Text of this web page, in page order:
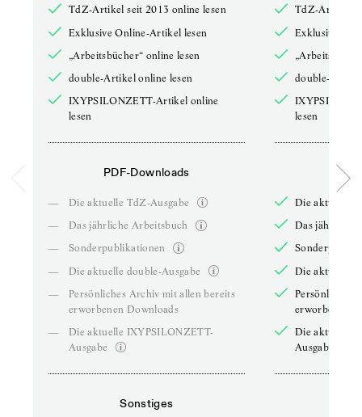
TdZ-Artikel seit 2013 online lesen
Exklusive Online-Artikel lesen
„Arbeitsbücher“ online lesen
double-Artikel online lesen
IXYPSILONZETT-Artikel online
lesen
PDF-Downloads
—
Die aktuelle TdZ-Ausgabe
—
Das jährliche Arbeitsbuch
—
Sonderpublikationen
—
Die aktuelle double-Ausgabe
—
Persönliches Archiv mit allen bereits
erworbenen Downloads
—
Die aktuelle IXYPSILONZETT-
Ausgabe
Sonstiges
TdZ-Artikel
Exklusive
double-
lesen
Die aktuelle
Das jährliche
Die aktuelle
Persönliches
erworbenen
Die aktuelle
Ausgabe